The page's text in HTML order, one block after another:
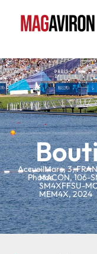
Accueil
»
Photos
»Mars,3,
MACON,106-
SM4XFFSU-
MEM4X,2024